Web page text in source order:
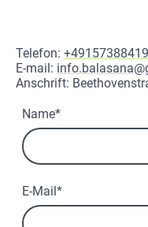
Name*
E-Mail*
Telefon:
E-mail:
Anschrift: